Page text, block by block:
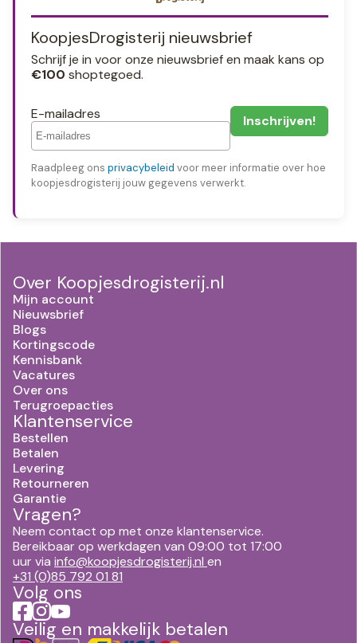
KoopjesDrogisterij nieuwsbrief
Schrijf je in voor onze nieuwsbrief en maak kans op
€100 shoptegoed.
E-mailadres
Raadpleeg ons privacybeleid voor meer informatie over hoe
koopjesdrogisterij jouw gegevens verwerkt.
Over Koopjesdrogisterij.nl
Mijn account
Nieuwsbrief
Blogs
Kortingscode
Kennisbank
Vacatures
Over ons
Terugroepacties
Klantenservice
Bestellen
Betalen
Levering
Retourneren
Garantie
Vragen?
Neem contact op met onze klantenservice.
Bereikbaar op werkdagen van 09:00 tot 17:00
uur via info@koopjesdrogisterij.nl en
+31 (0)85 792 01 81
Volg ons
Veilig en makkelijk betalen